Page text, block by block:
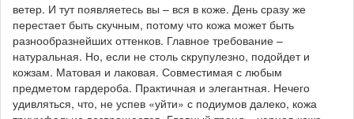
ветер. И тут появляетесь вы – вся в коже. День сразу же
перестает быть скучным, потому что кожа может быть
разнообразнейших оттенков. Главное требование –
натуральная. Но, если не столь скрупулезно, подойдет и
кожзам. Матовая и лаковая. Совместимая с любым
предметом гардероба. Практичная и элегантная. Нечего
удивляться, что, не успев «уйти» с подиумов далеко, кожа